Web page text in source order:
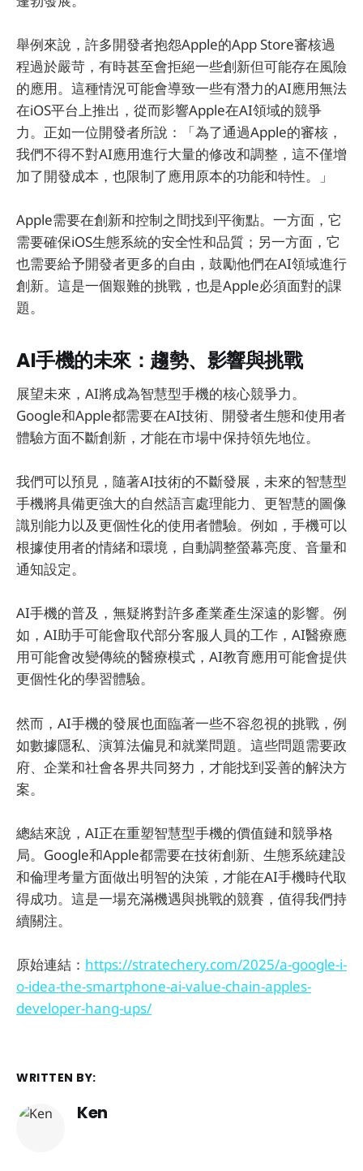
舉例來說，許多開發者抱怨Apple的App Store審核過
程過於嚴苛，有時甚至會拒絕一些創新但可能存在風險
的應用。這種情況可能會導致一些有潛力的AI應用無法
在iOS平台上推出，從而影響Apple在AI領域的競爭
力。正如一位開發者所說：「為了通過Apple的審核，
我們不得不對AI應用進行大量的修改和調整，這不僅增
加了開發成本，也限制了應用原本的功能和特性。」
Apple需要在創新和控制之間找到平衡點。一方面，它
需要確保iOS生態系統的安全性和品質；另一方面，它
也需要給予開發者更多的自由，鼓勵他們在AI領域進行
創新。這是一個艱難的挑戰，也是Apple必須面對的課
題。
AI手機的未來：趨勢、影響與挑戰
展望未來，AI將成為智慧型手機的核心競爭力。
Google和Apple都需要在AI技術、開發者生態和使用者
體驗方面不斷創新，才能在市場中保持領先地位。
我們可以預見，隨著AI技術的不斷發展，未來的智慧型
手機將具備更強大的自然語言處理能力、更智慧的圖像
識別能力以及更個性化的使用者體驗。例如，手機可以
根據使用者的情緒和環境，自動調整螢幕亮度、音量和
通知設定。
AI手機的普及，無疑將對許多產業產生深遠的影響。例
如，AI助手可能會取代部分客服人員的工作，AI醫療應
用可能會改變傳統的醫療模式，AI教育應用可能會提供
更個性化的學習體驗。
然而，AI手機的發展也面臨著一些不容忽視的挑戰，例
如數據隱私、演算法偏見和就業問題。這些問題需要政
府、企業和社會各界共同努力，才能找到妥善的解決方
案。
總結來說，AI正在重塑智慧型手機的價值鏈和競爭格
局。Google和Apple都需要在技術創新、生態系統建設
和倫理考量方面做出明智的決策，才能在AI手機時代取
得成功。這是一場充滿機遇與挑戰的競賽，值得我們持
續關注。
原始連結： https://stratechery.com/2025/a-google-i-
o-idea-the-smartphone-ai-value-chain-apples-
developer-hang-ups/
WRITTEN BY:
Ken